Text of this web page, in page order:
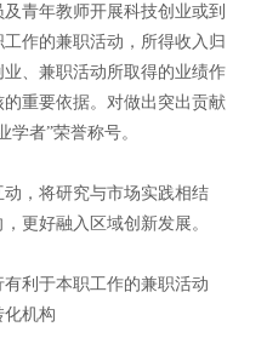
青年教师开展科技创业或到
作的兼职活动，所得收入归
、兼职活动所取得的业绩作
重要依据。对做出突出贡献
学者”荣誉称号。
，将研究与市场实践相结
更好融入区域创新发展。
利于本职工作的兼职活动
机构